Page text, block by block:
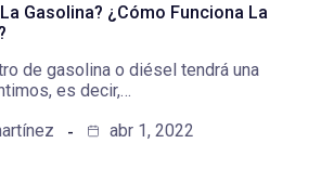
Gasolina? ¿Cómo Funciona La
de gasolina o diésel tendrá una
es decir,…
abr 1, 2022